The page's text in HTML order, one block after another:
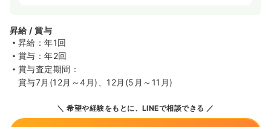
昇給 / 賞与
昇給：年1回
賞与：年2回
賞与査定期間：
賞与7月(12月～4月)、12月(5月～11月)
希望や経験をもとに、LINEで相談できる